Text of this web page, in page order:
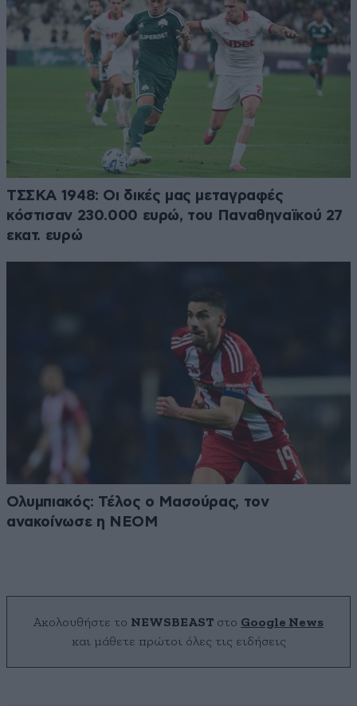
ΤΣΣΚΑ 1948: Οι δικές μας μεταγραφές
κόστισαν 230.000 ευρώ, του Παναθηναϊκού 27
εκατ. ευρώ
Ολυμπιακός: Τέλος ο Μασούρας, τον
ανακοίνωσε η ΝΕΟΜ
Ακολουθήστε το NEWSBEAST στο Google News
και μάθετε πρώτοι όλες τις ειδήσεις